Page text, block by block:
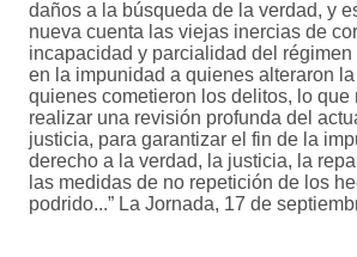
daños a la búsqueda de la verdad, y
nueva cuenta las viejas inercias de
incapacidad y parcialidad del
en la impunidad a quienes alteraron
quienes cometieron los delitos, lo que
realizar una revisión profunda del
justicia, para garantizar el fin de la
derecho a la verdad, la justicia, la
las medidas de no repetición de los
podrido...” La Jornada, 17 de